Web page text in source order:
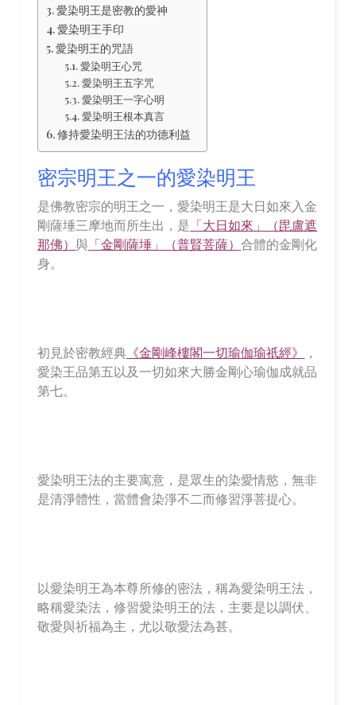
愛染明王是密教的愛神
愛染明王手印
愛染明王的咒語
愛染明王心咒
愛染明王五字咒
愛染明王一字心明
愛染明王根本真言
修持愛染明王法的功德利益
密宗明王之一的愛染明王
是佛教密宗的明王之一，愛染明王是大日如來入金
剛薩埵三摩地而所生出，是 「大日如來」（毘盧遮
那佛）與 「金剛薩埵」（普賢菩薩）合體的金剛化
身。
初見於密教經典 《金剛峰樓閣一切瑜伽瑜祇經》
，
愛染王品第五以及一切如來大勝金剛心瑜伽成就品
第七。
愛染明王法的主要寓意，是眾生的染愛情慾，無非
是清淨體性，當體會染淨不二而修習淨菩提心。
以愛染明王為本尊所修的密法，稱為愛染明王法，
略稱愛染法，修習愛染明王的法，主要是以調伏、
敬愛與祈福為主，尤以敬愛法為甚。